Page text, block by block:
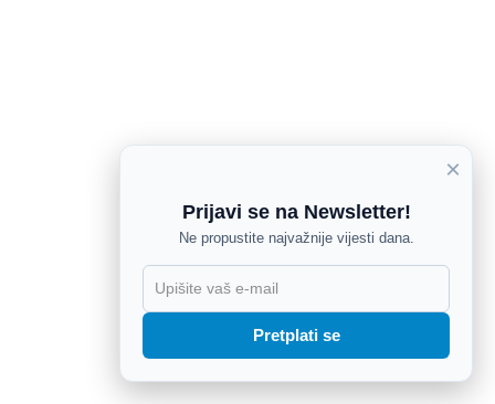
×
Prijavi se na Newsletter!
Ne propustite najvažnije vijesti dana.
Pretplati se